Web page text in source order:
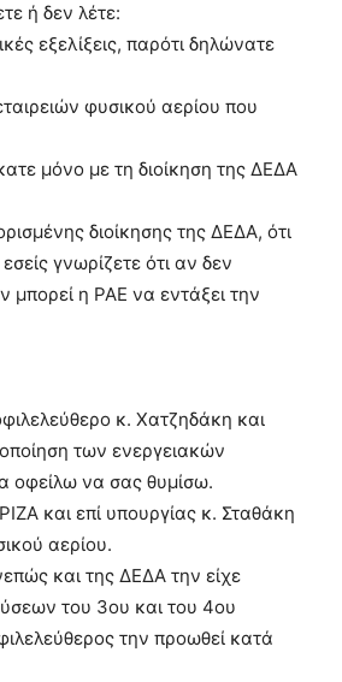
ή δεν λέτε:
εξελίξεις, παρότι δηλώνατε
φυσικού αερίου που
μόνο με τη διοίκηση της ΔΕΔΑ
διοίκησης της ΔΕΔΑ, ότι
γνωρίζετε ότι αν δεν
μπορεί η ΡΑΕ να εντάξει την
κ. Χατζηδάκη και
των ενεργειακών
οφείλω να σας θυμίσω.
και επί υπουργίας κ. Σταθάκη
αερίου.
και της ΔΕΔΑ την είχε
του 3ου και του 4ου
την προωθεί κατά